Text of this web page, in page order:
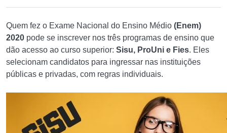
Quem fez o Exame Nacional do Ensino Médio (Enem)
2020 pode se inscrever nos três programas de ensino que
dão acesso ao curso superior: Sisu, ProUni e Fies. Eles
selecionam candidatos para ingressar nas instituições
públicas e privadas, com regras individuais.